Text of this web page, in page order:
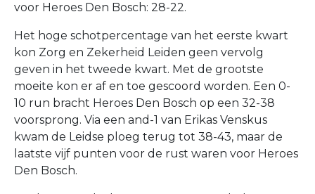
voor Heroes Den Bosch: 28-22.
Het hoge schotpercentage van het eerste kwart
kon Zorg en Zekerheid Leiden geen vervolg
geven in het tweede kwart. Met de grootste
moeite kon er af en toe gescoord worden. Een 0-
10 run bracht Heroes Den Bosch op een 32-38
voorsprong. Via een and-1 van Erikas Venskus
kwam de Leidse ploeg terug tot 38-43, maar de
laatste vijf punten voor de rust waren voor Heroes
Den Bosch.